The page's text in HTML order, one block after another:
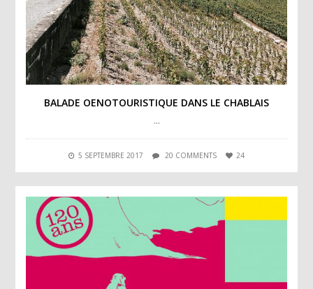
BALADE OENOTOURISTIQUE DANS LE CHABLAIS
…
5 SEPTEMBRE 2017 20 COMMENTS 24